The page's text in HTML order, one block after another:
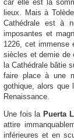
car elle est la
lieux. Mais à
Cathédrale est à
imposantes et
1226, cet immense
siècles et demie de
la Cathédrale bâtie
faire place à une
gothique, alors que
Renaissance.
Une fois la Puerta
attire
inférieures et en